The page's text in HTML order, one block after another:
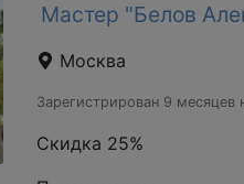
Мастер "Белов
Москва
Зарегистрирован 9 месяцев
Скидка 25%